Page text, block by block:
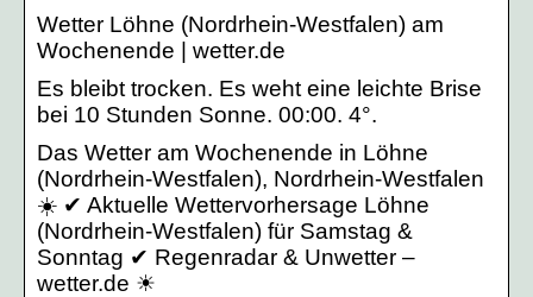
Wetter Löhne (Nordrhein-Westfalen) am
Wochenende | wetter.de
Es bleibt trocken. Es weht eine leichte Brise
bei 10 Stunden Sonne. 00:00. 4°.
Das Wetter am Wochenende in Löhne
(Nordrhein-Westfalen), Nordrhein-Westfalen
☀️ ✔ Aktuelle Wettervorhersage Löhne
(Nordrhein-Westfalen) für Samstag &
Sonntag ✔ Regenradar & Unwetter –
wetter.de ☀